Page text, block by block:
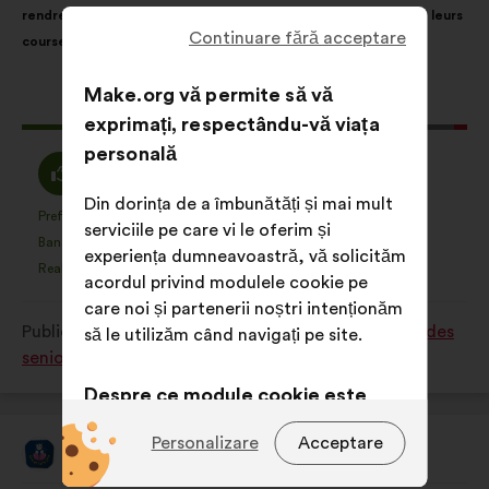
rendre facilement à leurs rendez-vous médicaux ou pour faire leurs
courses.
Această
propunere
411 voturi
distribuire:
Acord
:
Această
propunere
primit
clasificarea:
Preferință
:ori
Banalitate
:ori
Realistă
:ori
Această
propunere
a
primit
clasificarea:
ori
Nu am înțeles
ori
ori
Publicată în Comment améliorer la qualité de vie des
seniors dans notre société ?
PropunereLire Et Faire Lire
Continuare fără acceptare
Make.org vă permite să vă
exprimați, respectându-vă viața
personală
Din dorința de a îmbunătăți și mai mult
serviciile pe care vi le oferim și
experiența dumneavoastră, vă solicităm
acordul privind modulele cookie pe
care noi și partenerii noștri intenționăm
să le utilizăm când navigați pe site.
Despre ce module cookie este
vorba?
module cookie
Acceptare
Personalizare